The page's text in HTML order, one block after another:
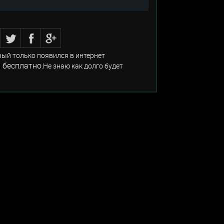
только появился в интернет
.Не знаю как долго будет